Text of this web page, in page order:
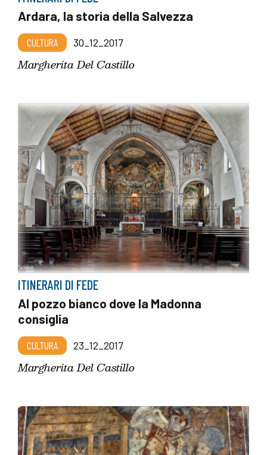
Ardara, la storia della Salvezza
CULTURA 30_12_2017
Margherita Del Castillo
ITINERARI DI FEDE
Al pozzo bianco dove la Madonna
consiglia
CULTURA 23_12_2017
Margherita Del Castillo